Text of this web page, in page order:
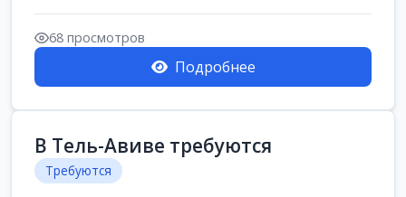
заработок составит о...
68 просмотров
Подробнее
В Тель-Авиве требуются
Требуются